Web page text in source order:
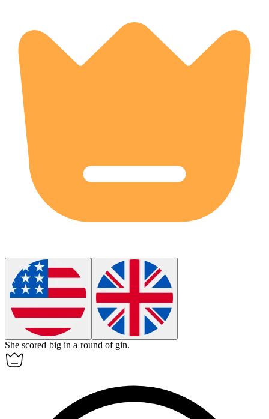
She scored big in a round of gin.